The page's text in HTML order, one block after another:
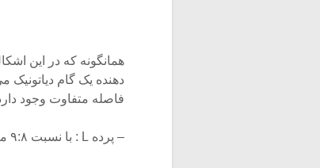
همانگونه که در این
دهنده یک گام دیاتونیک
فاصله متفاوت وجود
– پرده L : با نسبت ۹:۸ معادل ۲۰۳.۹۱ سنت .